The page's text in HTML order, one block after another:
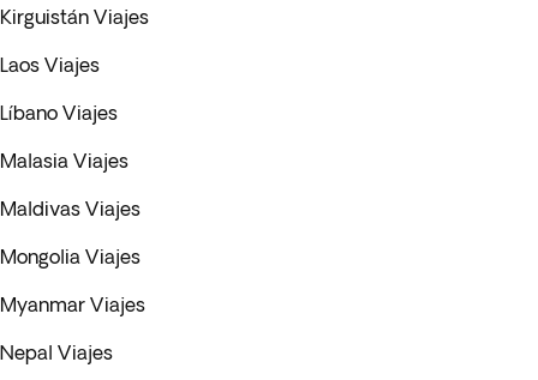
Kirguistán Viajes
Laos Viajes
Líbano Viajes
Malasia Viajes
Maldivas Viajes
Mongolia Viajes
Myanmar Viajes
Nepal Viajes